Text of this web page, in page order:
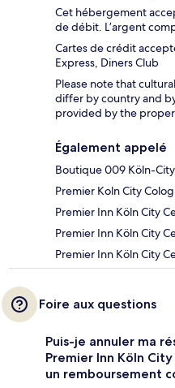
Cet hébergement
de débit. L’argent
Cartes de crédit
Express, Diners Club
Please note that
differ by country and
provided by the
Également appelé
Boutique 009 Köln-City
Premier Koln City
Premier Inn Köln City
Premier Inn Köln City
Premier Inn Köln City
Foire aux questions
Puis-je annuler ma
Premier Inn Köln
un remboursement